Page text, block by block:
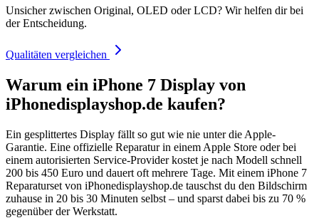
Unsicher zwischen Original, OLED oder LCD? Wir helfen dir bei
der Entscheidung.
Qualitäten vergleichen
Warum ein iPhone 7 Display von
iPhonedisplayshop.de kaufen?
Ein gesplittertes Display fällt so gut wie nie unter die Apple-
Garantie. Eine offizielle Reparatur in einem Apple Store oder bei
einem autorisierten Service-Provider kostet je nach Modell schnell
200 bis 450 Euro und dauert oft mehrere Tage. Mit einem iPhone 7
Reparaturset von iPhonedisplayshop.de tauschst du den Bildschirm
zuhause in 20 bis 30 Minuten selbst – und sparst dabei bis zu 70 %
gegenüber der Werkstatt.